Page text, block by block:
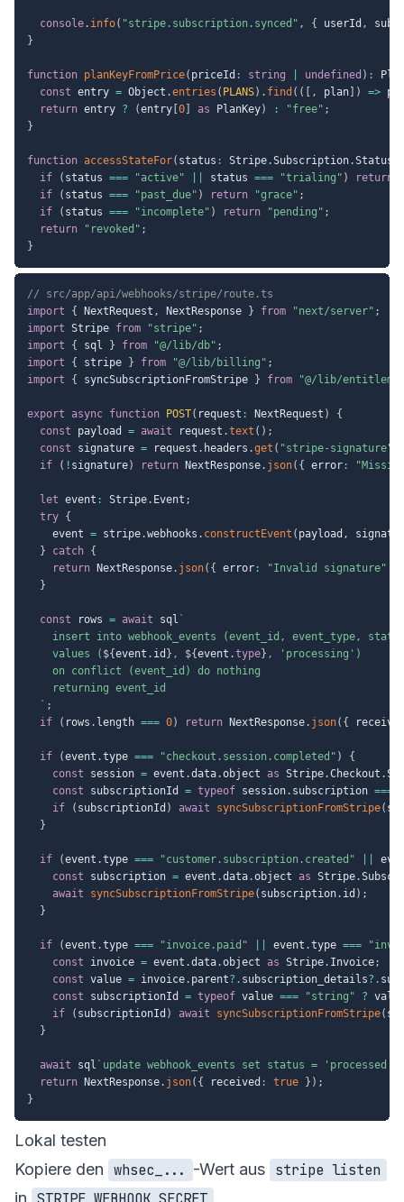
console. info( "stripe.subscription.synced" , { userId ,
}
function planKeyFromPrice( priceId : string undefined ) :
const entry = Object .entries ( PLANS) . find ( ( , plan ) =>
return entry ? (entry 0 as PlanKey) : "free" ;
}
function accessStateFor( status : Stripe.Subscription.Status
if
( status === "active" status === "trialing" ) return
if
( status === "past_due" ) return "grace" ;
if
( status === "incomplete" ) return "pending" ;
return
"revoked" ;
}
// src/app/api/webhooks/stripe/route.ts
import
{ NextRequest , NextResponse } from "next/server" ;
import Stripe from "stripe" ;
import
{ sql } from "@/lib/db" ;
import
{ stripe } from "@/lib/billing" ;
import
{ syncSubscriptionFromStripe } from "@/lib/
export async function POST( request : NextRequest )
{
const payload = await request .text ( ) ;
const signature = request . headers .get ( "stripe-signature"
if
( ! signature) return NextResponse. json( { error :
let event : Stripe. Event ;
try {
    event
= stripe.webhooks . constructEvent ( payload ,
}
catch {
return NextResponse. json( { error : "Invalid signature"
}
const rows = await sql `
insert into webhook_events (event_id, event_type,
    values (
${event . id } , ${event .type} , 'processing')
    on conflict (event_id) do nothing
    returning event_id
` ;
if
( rows . length === 0) return NextResponse. json( {
if (event .type === "checkout.session.completed" )
{
const session = event .data.object as Stripe.Checkout .
const subscriptionId = typeof session. subscription ===
if
( subscriptionId ) await syncSubscriptionFromStripe(
}
if (event .type === "customer.subscription.created"
const subscription = event .data.object as Stripe.
await
syncSubscriptionFromStripe( subscription. id ) ;
}
if (event .type === "invoice.paid" event .type ===
const invoice = event .data.object as Stripe. Invoice;
const value = invoice. parent?. subscription_details?.
const subscriptionId = typeof value === "string" ?
if
( subscriptionId ) await syncSubscriptionFromStripe(
}
await sql ` update webhook_events set status =
return NextResponse. json( { received : true } ) ;
}
Lokal testen
Kopiere den whsec_... -Wert aus stripe listen
in